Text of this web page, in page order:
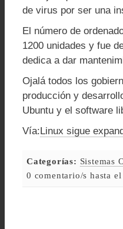
de virus por ser una
El número de
1200 unidades y fue
dedica a dar
Ojalá todos los
producción y
Ubuntu y el software
Vía:Linux sigue
Categorías: Sistemas
0 comentario/s hasta